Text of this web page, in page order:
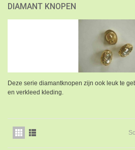
DIAMANT KNOPEN
Deze serie diamantknopen zijn ook leuk te
en verkleed kleding.